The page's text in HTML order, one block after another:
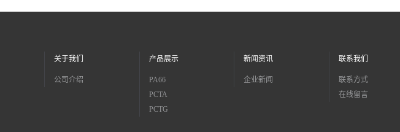
关于我们
公司介绍
产品展示
PA66
PCTA
PCTG
新闻资讯
企业新闻
联系我们
联系方式
在线留言